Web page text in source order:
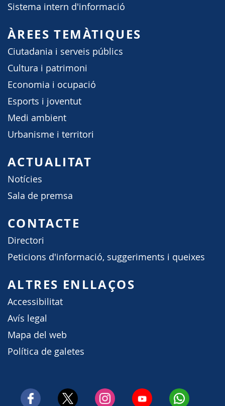
Sistema intern d'informació
ÀREES TEMÀTIQUES
Ciutadania i serveis públics
Cultura i patrimoni
Economia i ocupació
Esports i joventut
Medi ambient
Urbanisme i territori
ACTUALITAT
Notícies
Sala de premsa
CONTACTE
Directori
Peticions d'informació, suggeriments i queixes
ALTRES ENLLAÇOS
Accessibilitat
Avís legal
Mapa del web
Política de galetes